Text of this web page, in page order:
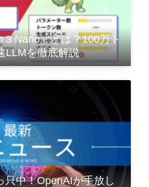
3 Nano」とは？100万ト
LLMを徹底解説
只中！OpenAIが手放し